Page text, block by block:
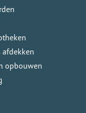
afdekken
opbouwen